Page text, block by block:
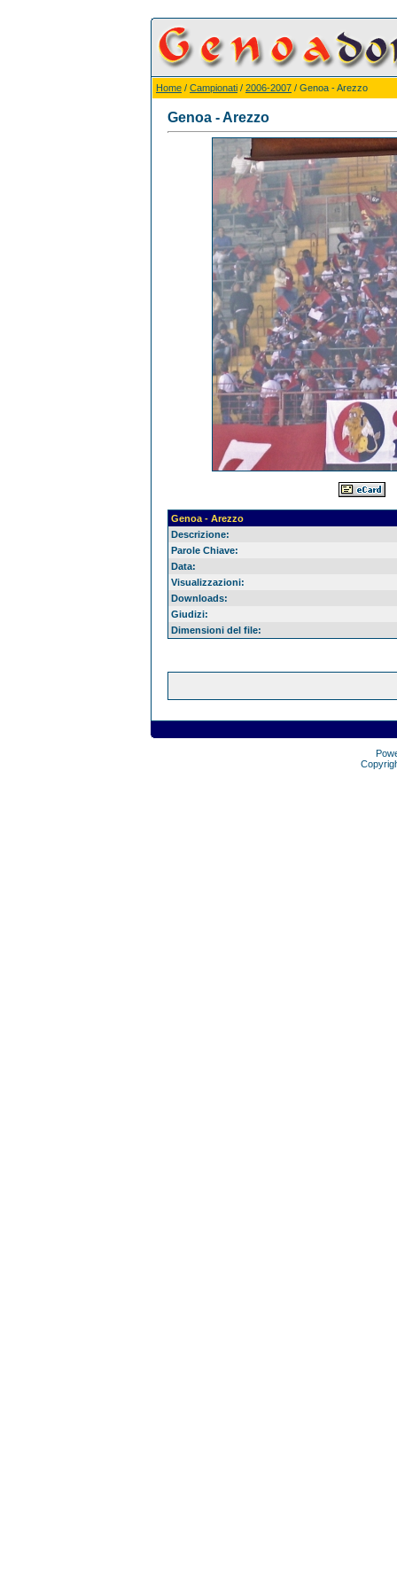
Home / Campionati / 2006-2007 / Genoa - Arezzo
Genoa - Arezzo
Genoa - Arezzo
Descrizione:
Parole Chiave:
Data:
Visualizzazioni:
Downloads:
Giudizi:
Dimensioni del file: